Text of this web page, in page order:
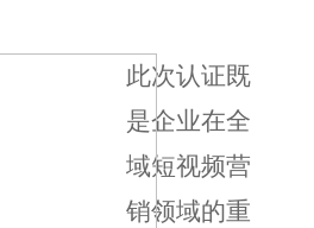
此次认证既
是企业在全
域短视频营
销领域的重